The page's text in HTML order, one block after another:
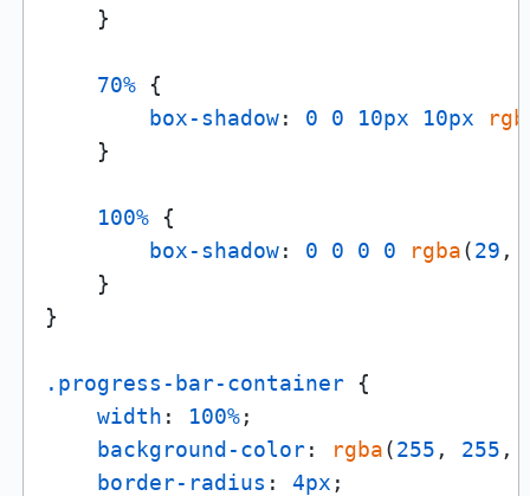
    }
70% {
box-shadow: 0 0 10px 10px
    }
100% {
box-shadow: 0 0 0 0 rgba(29 ,
    }
}
.progress-bar-container {
width : 100%;
background-color: rgba(255 , 255 ,
border-radius : 4px ;